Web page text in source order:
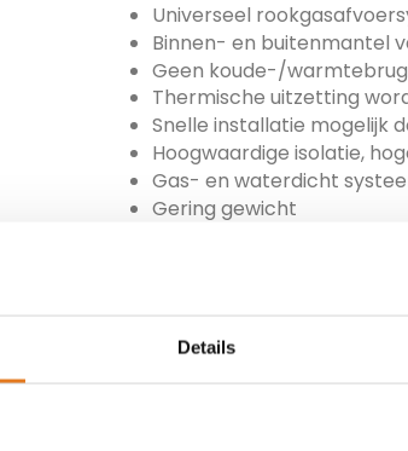
Details
Universeel
Binnen- en buitenmantel
Geen koude-/
Thermische uitzetting
Snelle installatie mogelijk
Hoogwaardige isolatie,
Gas- en waterdicht
Gering gewicht